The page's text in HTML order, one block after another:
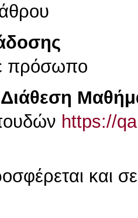
πρόσωπο
https://
και